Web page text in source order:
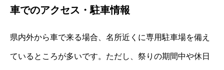
車でのアクセス・駐車情報
県内外から車で来る場合、名所近くに専用駐車場を備え
ているところが多いです。ただし、祭りの期間中や休日